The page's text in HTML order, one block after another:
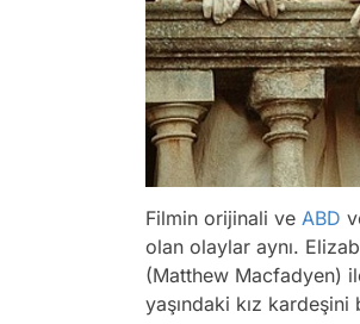
Filmin orijinali ve ABD
olan olaylar aynı.
(Matthew Macfadyen)
yaşındaki kız kardeşini